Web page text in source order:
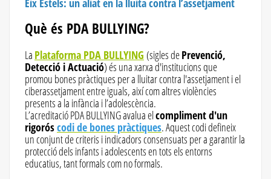
Què és PDA BULLYING?
La Plataforma PDA BULLYING (sigles dePrevenció,
Detecció i Actuació) és una xarxa d'institucions que
promou bones pràctiques per a lluitar contra l'assetjament i el
ciberassetjament entre iguals, així com altres violències
presents a la infància i l’adolescència.
L’acreditació PDA BULLYING avalua elcompliment d'un
rigoróscodi de bones pràctiques. Aquest codi defineix
un conjunt de criteris i indicadors consensuats per a garantir la
protecció dels infants i adolescents en tots els entorns
educatius, tant formals com no formals.